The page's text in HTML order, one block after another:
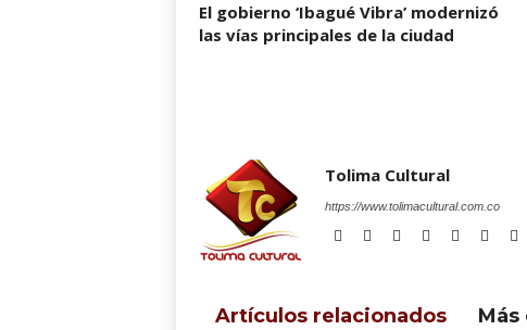
El gobierno ‘Ibagué Vibra’ modernizó
las vías principales de la ciudad
Tolima Cultural
https://www.tolimacultural.com.co
Artículos relacionados Más